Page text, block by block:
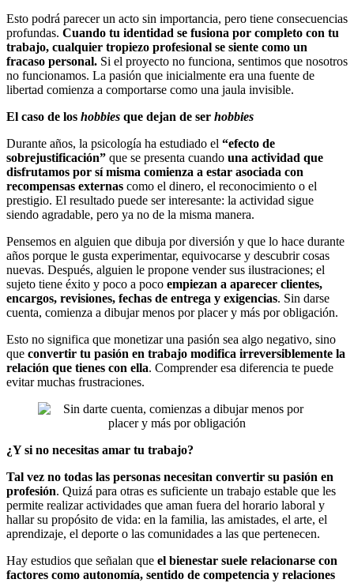
Esto podrá parecer un acto sin importancia, pero tiene consecuencias
profundas. Cuando tu identidad se fusiona por completo con tu
trabajo, cualquier tropiezo profesional se siente como un
fracaso personal. Si el proyecto no funciona, sentimos que nosotros
no funcionamos. La pasión que inicialmente era una fuente de
libertad comienza a comportarse como una jaula invisible.
El caso de los hobbies que dejan de ser hobbies
Durante años, la psicología ha estudiado el “efecto de
sobrejustificación” que se presenta cuando una actividad que
disfrutamos por sí misma comienza a estar asociada con
recompensas externas como el dinero, el reconocimiento o el
prestigio. El resultado puede ser interesante: la actividad sigue
siendo agradable, pero ya no de la misma manera.
Pensemos en alguien que dibuja por diversión y que lo hace durante
años porque le gusta experimentar, equivocarse y descubrir cosas
nuevas. Después, alguien le propone vender sus ilustraciones; el
sujeto tiene éxito y poco a poco empiezan a aparecer clientes,
encargos, revisiones, fechas de entrega y exigencias. Sin darse
cuenta, comienza a dibujar menos por placer y más por obligación.
Esto no significa que monetizar una pasión sea algo negativo, sino
que convertir tu pasión en trabajo modifica irreversiblemente la
relación que tienes con ella. Comprender esa diferencia te puede
evitar muchas frustraciones.
¿Y si no necesitas amar tu trabajo?
Tal vez no todas las personas necesitan convertir su pasión en
profesión. Quizá para otras es suficiente un trabajo estable que les
permite realizar actividades que aman fuera del horario laboral y
hallar su propósito de vida: en la familia, las amistades, el arte, el
aprendizaje, el deporte o las comunidades a las que pertenecen.
Hay estudios que señalan que el bienestar suele relacionarse con
factores como autonomía, sentido de competencia y relaciones